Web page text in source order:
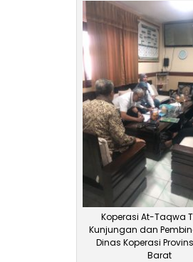
Koperasi At-Taqwa
Kunjungan dan
Dinas Koperasi
Barat